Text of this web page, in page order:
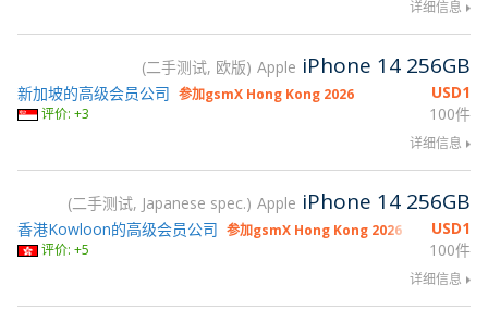
详细信息
二手测试, 欧版 Apple iPhone 14 256GB
USD1
100件
新加坡的高级会员公司 参加gsmX Hong Kong 2026
评价: +3
详细信息
二手测试, Japanese spec. Apple iPhone 14 256GB
USD1
100件
香港Kowloon的高级会员公司 参加gsmX Hong Kong 2026
评价: +5
详细信息